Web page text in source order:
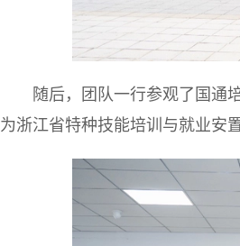
随后，团队一行参观了国通
为浙江省特种技能培训与就业安